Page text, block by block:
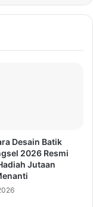
Desain Batik
2026 Resmi
Jutaan